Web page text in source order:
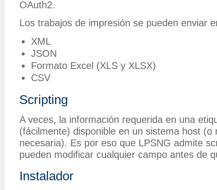
OAuth2.
Los trabajos de impresión se pueden enviar
XML
JSON
Formato Excel (XLS y XLSX)
CSV
Scripting
A veces, la información requerida en una
(fácilmente) disponible en un sistema host (o
necesaria). Es por eso que LPSNG admite
pueden modificar cualquier campo antes de
Instalador